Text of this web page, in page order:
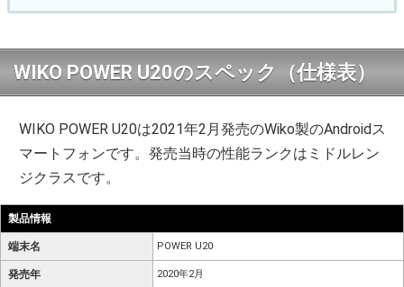
WIKO POWER U20のスペック（仕様表）
WIKO POWER U20は2021年2月発売のWiko製のAndroidス
マートフォンです。発売当時の性能ランクはミドルレン
ジクラスです。
製品情報
端末名 POWER U20
発売年 2020年2月